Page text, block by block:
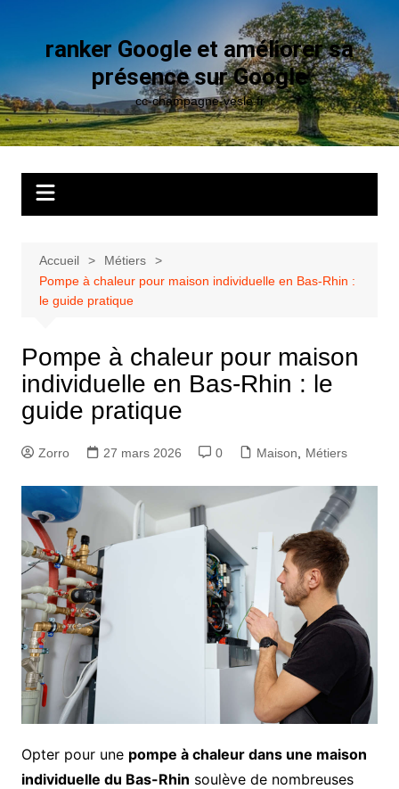
contenuranker Google et améliorer sa
présence sur Google
cc-champagne-vesle.fr
Accueil
Métiers
Pompe à chaleur pour maison individuelle en Bas-Rhin :
le guide pratique
Pompe à chaleur pour maison
individuelle en Bas-Rhin : le
guide pratique
Zorro 27 mars 2026 0 Maison Métiers
Opter pour une pompe à chaleur dans une maison
individuelle du Bas-Rhin soulève de nombreuses